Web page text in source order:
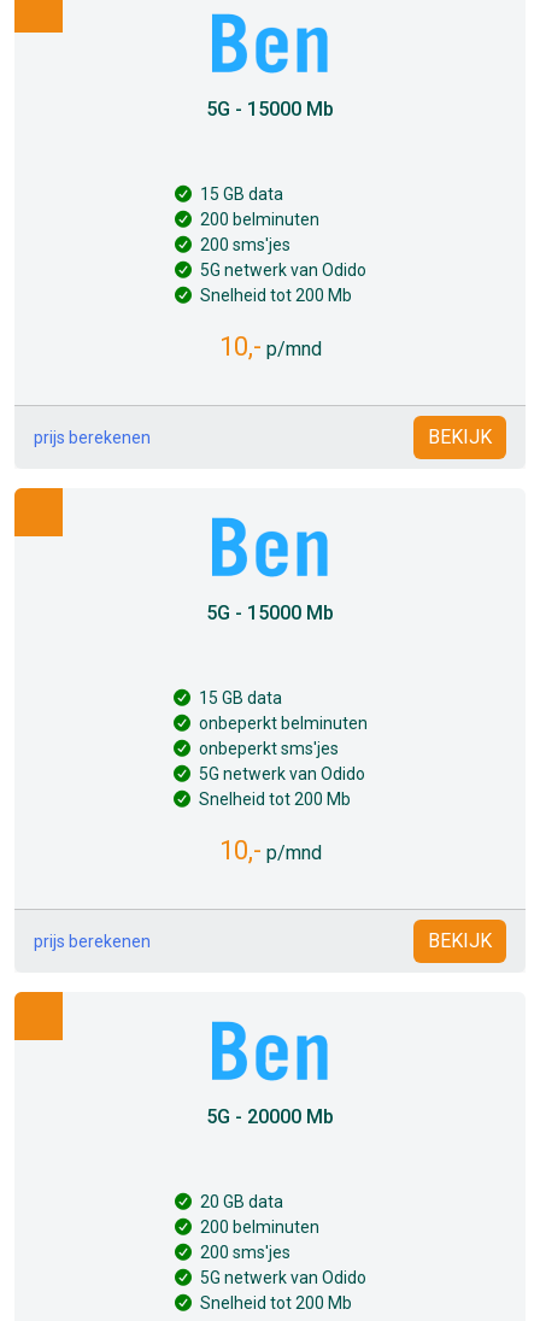
5G - 15000 Mb
15 GB data
200 belminuten
200 sms'jes
5G netwerk van Odido
Snelheid tot 200 Mb
10,- p/mnd
prijs berekenen BEKIJK
5G - 15000 Mb
15 GB data
onbeperkt belminuten
onbeperkt sms'jes
5G netwerk van Odido
Snelheid tot 200 Mb
10,- p/mnd
prijs berekenen BEKIJK
5G - 20000 Mb
20 GB data
200 belminuten
200 sms'jes
5G netwerk van Odido
Snelheid tot 200 Mb